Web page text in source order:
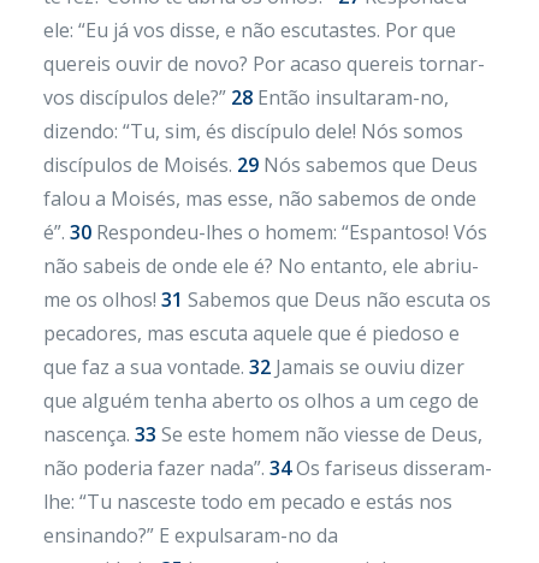
ele: “Eu já vos disse, e não escutastes. Por que
quereis ouvir de novo? Por acaso quereis tornar-
vos discípulos dele?” 28 Então insultaram-no,
dizendo: “Tu, sim, és discípulo dele! Nós somos
discípulos de Moisés. 29 Nós sabemos que Deus
falou a Moisés, mas esse, não sabemos de onde
é”. 30 Respondeu-lhes o homem: “Espantoso! Vós
não sabeis de onde ele é? No entanto, ele abriu-
me os olhos! 31 Sabemos que Deus não escuta os
pecadores, mas escuta aquele que é piedoso e
que faz a sua vontade. 32 Jamais se ouviu dizer
que alguém tenha aberto os olhos a um cego de
nascença. 33 Se este homem não viesse de Deus,
não poderia fazer nada”. 34Os fariseus disseram-
lhe: “Tu nasceste todo em pecado e estás nos
ensinando?” E expulsaram-no da